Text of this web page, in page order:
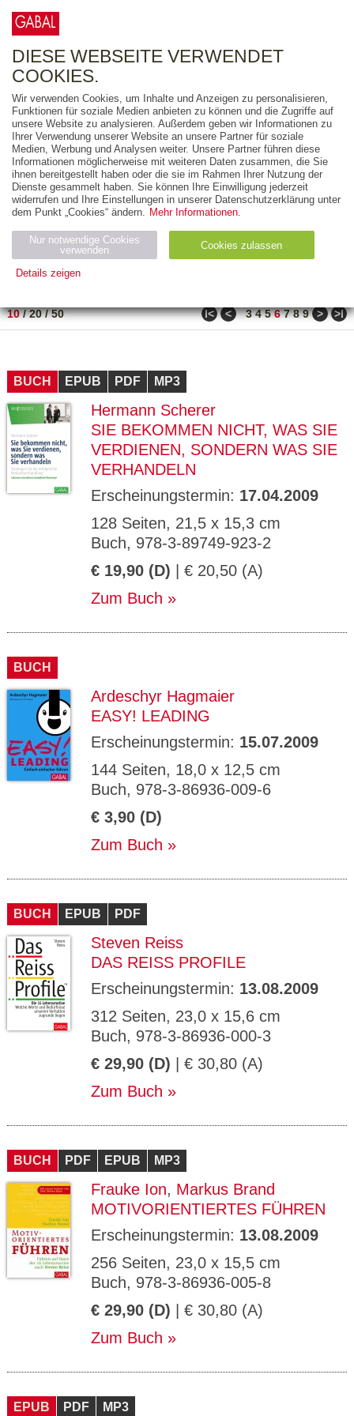
FREITEXT
AUSGABEART
AUS DER REIHE
ZUM THEMA
Neuerscheinung
Bestseller
PREIS
10/20/50 ǀ< < 3 4 5 6 7 8 9 > >ǀ
BUCH EPUB PDF MP3
Hermann Scherer
SIE BEKOMMEN NICHT, WAS SIE
VERDIENEN, SONDERN WAS SIE
VERHANDELN
Erscheinungstermin: 17.04.2009
128 Seiten, 21,5 x 15,3 cm
Buch, 978-3-89749-923-2
€ 19,90 (D) | € 20,50 (A)
Zum Buch
BUCH
Ardeschyr Hagmaier
EASY! LEADING
Erscheinungstermin: 15.07.2009
144 Seiten, 18,0 x 12,5 cm
Buch, 978-3-86936-009-6
€ 3,90 (D)
Zum Buch
BUCH EPUB PDF
Steven Reiss
DAS REISS PROFILE
Erscheinungstermin: 13.08.2009
312 Seiten, 23,0 x 15,6 cm
Buch, 978-3-86936-000-3
€ 29,90 (D) | € 30,80 (A)
Zum Buch
BUCH PDF EPUB MP3
Frauke Ion, Markus Brand
MOTIVORIENTIERTES FÜHREN
Erscheinungstermin: 13.08.2009
256 Seiten, 23,0 x 15,5 cm
Buch, 978-3-86936-005-8
€ 29,90 (D) | € 30,80 (A)
Zum Buch
EPUB PDF MP3
DIESE WEBSEITE VERWENDET
COOKIES.
Wir verwenden Cookies, um Inhalte und Anzeigen zu personalisieren,
Funktionen für soziale Medien anbieten zu können und die Zugriffe auf
unsere Website zu analysieren. Außerdem geben wir Informationen zu
Ihrer Verwendung unserer Website an unsere Partner für soziale
Medien, Werbung und Analysen weiter. Unsere Partner führen diese
Informationen möglicherweise mit weiteren Daten zusammen, die Sie
ihnen bereitgestellt haben oder die sie im Rahmen Ihrer Nutzung der
Dienste gesammelt haben. Sie können Ihre Einwilligung jederzeit
widerrufen und Ihre Einstellungen in unserer Datenschutzerklärung unter
dem Punkt „Cookies“ ändern. Mehr Informationen.
Nur notwendige Cookies
verwenden
Cookies zulassen
Details zeigen
Name Zweck
Ty
ESSION
_ID
verlag.
de
Session verwendet
GV_CO
OKIES
gabal-
verlag.
Speichert den Zustimmungsstatus des
Domäne.
ge
T
P